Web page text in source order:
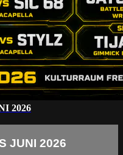
2026
JUNI 2026